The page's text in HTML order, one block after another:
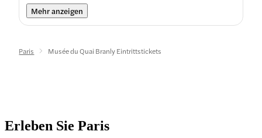
Mehr anzeigen
Paris Musée du Quai Branly Eintrittstickets
Erleben Sie Paris